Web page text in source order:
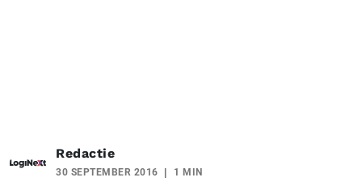
Redactie
30 SEPTEMBER 2016 1 MIN